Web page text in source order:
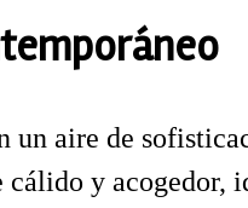
un aire de
y acogedor,